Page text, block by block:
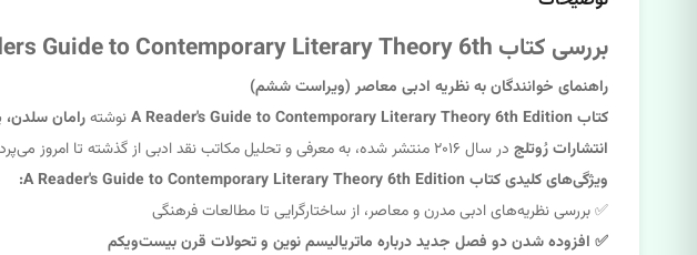
بررسی کتاب A Readers Guide to Contemporary Literary Theory 6th
راهنمای خوانندگان به نظریه ادبی معاصر (ویراست ششم)
کتاب A Reader's Guide to Contemporary Literary Theory 6th Edition نوشتهرامان سلدن،
انتشارات رُوتلج در سال ۲۰۱۶ منتشر شده، به معرفی و تحلیل مکاتب نقد ادبی از گذشته تا امروز می‌پردازد.
ویژگی‌های کلیدی کتاب A Reader's Guide to Contemporary Literary Theory 6th Edition
:
✅ بررسی نظریه‌های ادبی مدرن و معاصر، از ساختارگرایی تا مطالعات فرهنگی
✅ افزوده شدن دو فصل جدید درباره ماتریالیسم نوین و تحولات قرن بیست‌ویکم